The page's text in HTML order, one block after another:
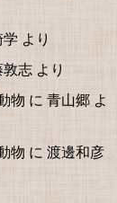
学 より
敦志 より
物 に 青山郷 よ
物 に 渡邊和彦